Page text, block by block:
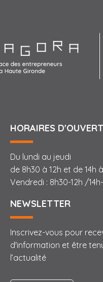
HORAIRES
Du lundi au jeudi
de 8h30 à 12h et de 14h à
Vendredi : 8h30-12h /14h-
NEWSLETTER
Inscrivez-vous pour
d'information et être
l’actualité